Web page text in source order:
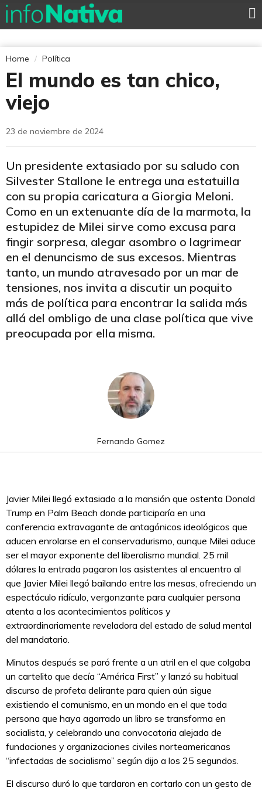
Home Política
El mundo es tan chico,
viejo
23 de noviembre de 2024
Un presidente extasiado por su saludo con
Silvester Stallone le entrega una estatuilla
con su propia caricatura a Giorgia Meloni.
Como en un extenuante día de la marmota, la
estupidez de Milei sirve como excusa para
fingir sorpresa, alegar asombro o lagrimear
en el denuncismo de sus excesos. Mientras
tanto, un mundo atravesado por un mar de
tensiones, nos invita a discutir un poquito
más de política para encontrar la salida más
allá del ombligo de una clase política que vive
preocupada por ella misma.
Fernando Gomez
Javier Milei llegó extasiado a la mansión que ostenta Donald
Trump en Palm Beach donde participaría en una
conferencia extravagante de antagónicos ideológicos que
aducen enrolarse en el conservadurismo, aunque Milei aduce
ser el mayor exponente del liberalismo mundial. 25 mil
dólares la entrada pagaron los asistentes al encuentro al
que Javier Milei llegó bailando entre las mesas, ofreciendo un
espectáculo ridículo, vergonzante para cualquier persona
atenta a los acontecimientos políticos y
extraordinariamente reveladora del estado de salud mental
del mandatario.
Minutos después se paró frente a un atril en el que colgaba
un cartelito que decía “América First” y lanzó su habitual
discurso de profeta delirante para quien aún sigue
existiendo el comunismo, en un mondo en el que toda
persona que haya agarrado un libro se transforma en
socialista, y celebrando una convocatoria alejada de
fundaciones y organizaciones civiles norteamericanas
“infectadas de socialismo” según dijo a los 25 segundos.
El discurso duró lo que tardaron en cortarlo con un gesto de